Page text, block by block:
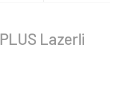
Lazerli